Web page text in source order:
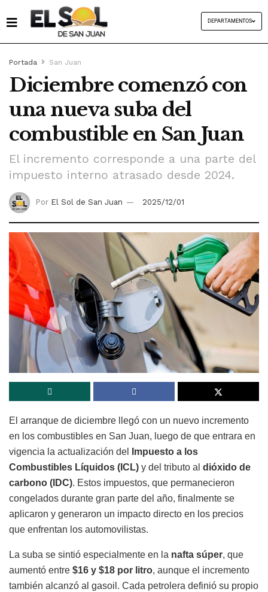
DEPARTAMENTOS
Portada San Juan
Diciembre comenzó con
una nueva suba del
combustible en San Juan
El incremento corresponde a una parte del
impuesto interno atrasado desde 2024.
Por El Sol de San Juan 2025/12/01
El arranque de diciembre llegó con un nuevo incremento
en los combustibles en San Juan, luego de que entrara en
vigencia la actualización del
Impuesto a los
Combustibles Líquidos (ICL) y del tributo al dióxido de
carbono (IDC). Estos impuestos, que permanecieron
congelados durante gran parte del año, finalmente se
aplicaron y generaron un impacto directo en los precios
que enfrentan los automovilistas.
La suba se sintió especialmente en la nafta súper, que
aumentó entre $16 y $18 por litro, aunque el incremento
también alcanzó al gasoil. Cada petrolera definió su propio